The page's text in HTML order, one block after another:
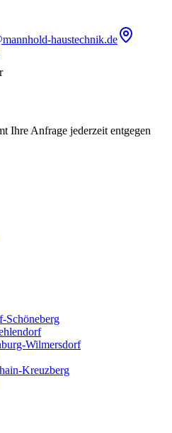
haustechnik.de
Ihre Anfrage jederzeit entgegen
Schöneberg
Wilmersdorf
Kreuzberg